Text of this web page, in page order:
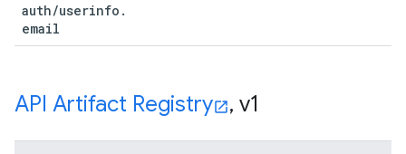
auth/userinfo .
email
API Artifact Registry , v1